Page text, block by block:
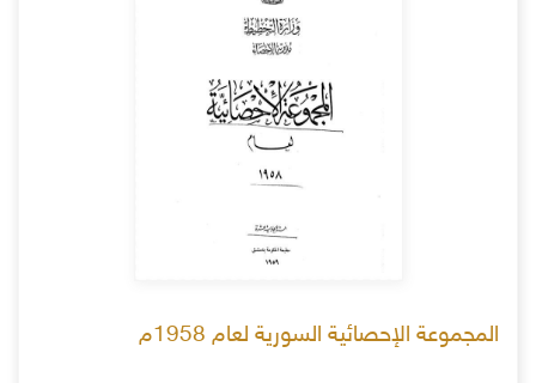
المجموعة الإحصائية السورية لعام 1958م